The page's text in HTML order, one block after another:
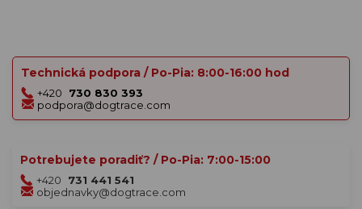
Technická podpora / Po-Pia: 8:00-16:00 hod
+420
730 830 393
podpora@dogtrace.com
Potrebujete poradiť? / Po-Pia: 7:00-15:00
+420
731 441 541
objednavky@dogtrace.com